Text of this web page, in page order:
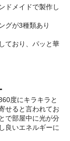
ドメイドで製作し
グが3種類あり
ており、パッと華
度にキラキラと
せると言われてお
で部屋中に光が分
良いエネルギーに